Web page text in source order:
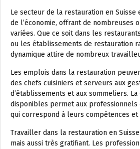
Le secteur de la restauration en
de l’économie, offrant de nombreuses
variées. Que ce soit dans les
ou les établissements de restauration
dynamique attire de nombreux
Les emplois dans la restauration
des chefs cuisiniers et serveurs aux
d’établissements et aux sommeliers.
disponibles permet aux
qui correspond à leurs compétences
Travailler dans la restauration en
mais aussi très gratifiant. Les